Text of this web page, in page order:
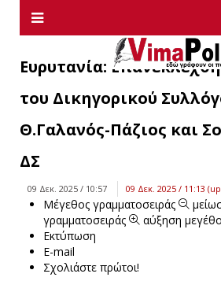
Ευρυτανία:
του Δικηγορικού
Θ.Γαλανός-Πάζιος και
ΔΣ
09 Δεκ. 2025 / 10:57 09 Δεκ. 2025 / 11:13
Μέγεθος γραμματοσειράς
γραμματοσειράς
αύξηση
Εκτύπωση
E-mail
Σχολιάστε πρώτοι!